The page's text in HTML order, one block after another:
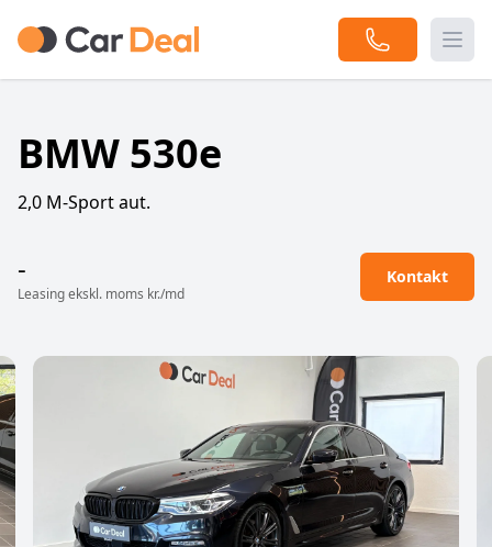
BMW 530e
2,0 M-Sport aut.
-
Leasing ekskl. moms kr./md
Kontakt